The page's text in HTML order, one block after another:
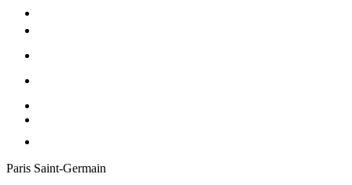
Paris Saint-Germain